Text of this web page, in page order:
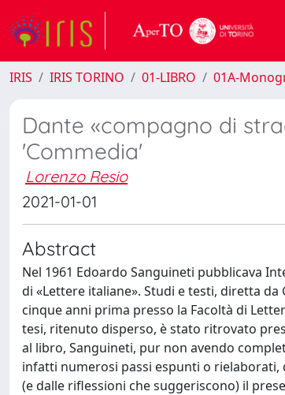
IRIS IRIS TORINO 01-LIBRO 01A-
Dante «compagno di
'Commedia'
Lorenzo Resio
2021-01-01
Abstract
Nel 1961 Edoardo Sanguineti pubblicava
di «Lettere italiane». Studi e testi, diretta
cinque anni prima presso la Facoltà di
tesi, ritenuto disperso, è stato ritrovato
al libro, Sanguineti, pur non avendo
infatti numerosi passi espunti o
(e dalle riflessioni che suggeriscono) il